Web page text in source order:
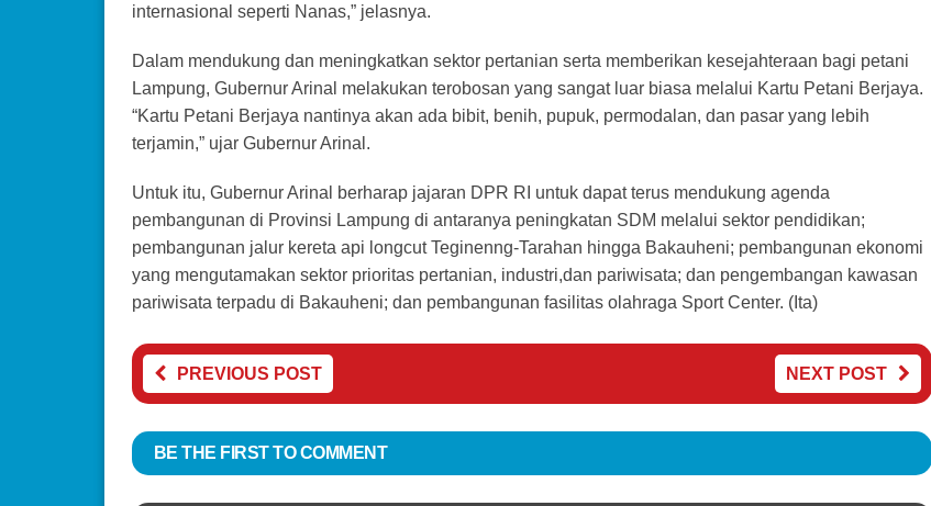
internasional seperti Nanas,” jelasnya.
Dalam mendukung dan meningkatkan sektor pertanian serta memberikan kesejahteraan bagi petani
Lampung, Gubernur Arinal melakukan terobosan yang sangat luar biasa melalui Kartu Petani Berjaya.
“Kartu Petani Berjaya nantinya akan ada bibit, benih, pupuk, permodalan, dan pasar yang lebih
terjamin,” ujar Gubernur Arinal.
Untuk itu, Gubernur Arinal berharap jajaran DPR RI untuk dapat terus mendukung agenda
pembangunan di Provinsi Lampung di antaranya peningkatan SDM melalui sektor pendidikan;
pembangunan jalur kereta api longcut Teginenng-Tarahan hingga Bakauheni; pembangunan ekonomi
yang mengutamakan sektor prioritas pertanian, industri,dan pariwisata; dan pengembangan kawasan
pariwisata terpadu di Bakauheni; dan pembangunan fasilitas olahraga Sport Center. (Ita)
PREVIOUS POST NEXT POST
BE THE FIRST TO COMMENT